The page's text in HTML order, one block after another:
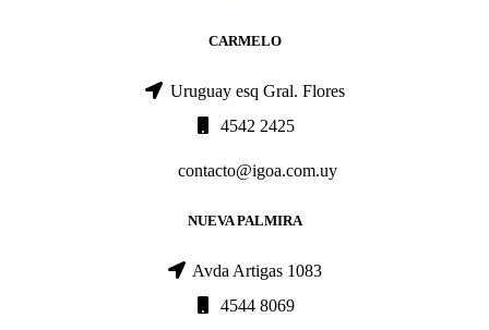
CARMELO
Uruguay esq Gral. Flores
4542 2425
contacto@igoa.com.uy
NUEVA PALMIRA
Avda Artigas 1083
4544 8069